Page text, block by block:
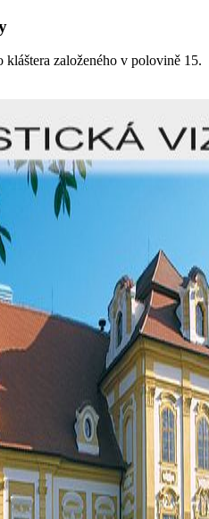
založeného v polovině 15.